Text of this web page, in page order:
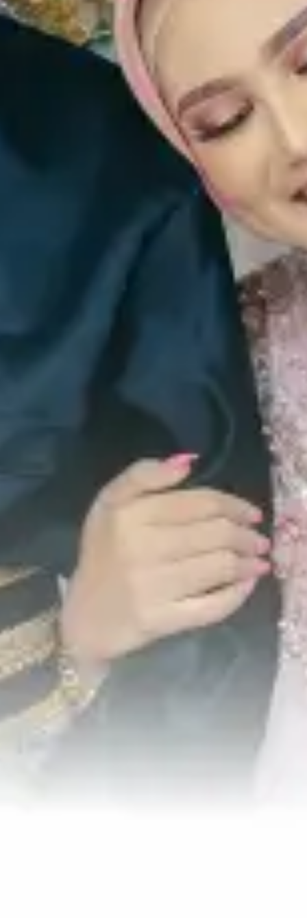
Reski T, S.Pd., M.Pd
Putra Bungsu Bapak Alm. Tawile & Ibu Hj. Patimang
Save The Date
"Dan segala sesuatu Kami ciptakan berpasang-pasangan agar
Akad Nikah
Pukul 13.00 Wita - Selesai
Jl. Urip Sumoharjo, Kel. Mattirowalie,
Kec. Tanete Riattang Barat. (Cabalu |
Samping Kampus UNCAPI Bone)
Resepsi
Senin, 24 Februari 2025
Jl. Urip Sumoharjo, Kel. Mattirowalie,
Kec. Tanete Riattang Barat. (Cabalu |
Samping Kampus UNCAPI Bone)
Lihat Lokasi
Amplop Digital